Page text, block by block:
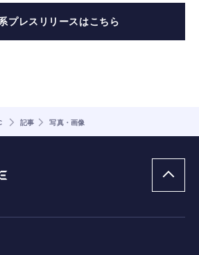
プレスリリースはこちら
記事 写真・画像